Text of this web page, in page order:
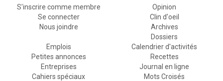
S'inscrire comme membre
Se connecter
Nous joindre
Opinion
Clin d'oeil
Archives
Dossiers
Emplois
Petites annonces
Entreprises
Cahiers spéciaux
Calendrier d'activités
Recettes
Journal en ligne
Mots Croisés